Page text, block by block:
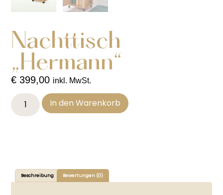
Nachttisch
„Hermann“
€ 399,00 inkl. MwSt.
In den Warenkorb
Beschreibung Bewertungen (0)